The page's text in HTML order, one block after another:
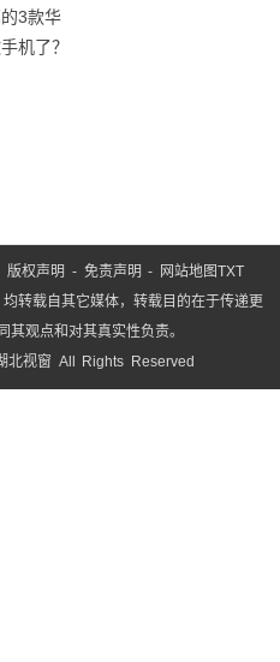
3款华
机了？
版权声明 - 免责声明 - 网站地图TXT
转载自其它媒体，转载目的在于传递更
其观点和对其真实性负责。
视窗 All Rights Reserved